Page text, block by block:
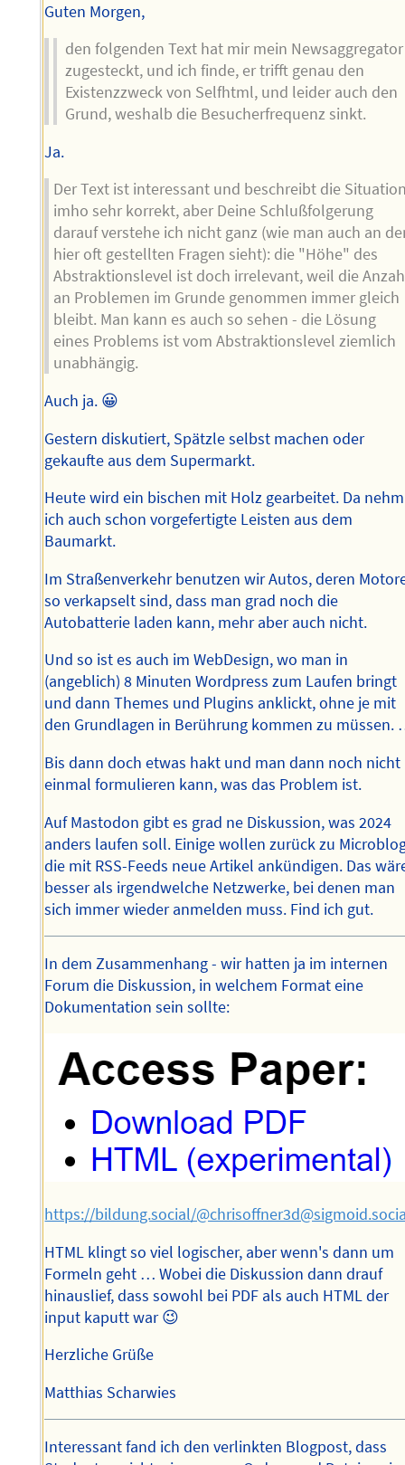
Guten Morgen,
den folgenden Text hat mir mein Newsaggregator
zugesteckt, und ich finde, er trifft genau den
Existenzzweck von Selfhtml, und leider auch den
Grund, weshalb die Besucherfrequenz sinkt.
Ja.
Der Text ist interessant und beschreibt die
imho sehr korrekt, aber Deine Schlußfolgerung
darauf verstehe ich nicht ganz (wie man auch an
hier oft gestellten Fragen sieht): die "Höhe" des
Abstraktionslevel ist doch irrelevant, weil die
an Problemen im Grunde genommen immer gleich
bleibt. Man kann es auch so sehen - die Lösung
eines Problems ist vom Abstraktionslevel ziemlich
unabhängig.
Auch ja. 😀
Gestern diskutiert, Spätzle selbst machen oder
gekaufte aus dem Supermarkt.
Heute wird ein bischen mit Holz gearbeitet. Da
ich auch schon vorgefertigte Leisten aus dem
Baumarkt.
Im Straßenverkehr benutzen wir Autos, deren
so verkapselt sind, dass man grad noch die
Autobatterie laden kann, mehr aber auch nicht.
Und so ist es auch im WebDesign, wo man in
(angeblich) 8 Minuten Wordpress zum Laufen bringt
und dann Themes und Plugins anklickt, ohne je mit
den Grundlagen in Berührung kommen zu müssen.
Bis dann doch etwas hakt und man dann noch nicht
einmal formulieren kann, was das Problem ist.
Auf Mastodon gibt es grad ne Diskussion, was 2024
anders laufen soll. Einige wollen zurück zu
die mit RSS-Feeds neue Artikel ankündigen. Das
besser als irgendwelche Netzwerke, bei denen man
sich immer wieder anmelden muss. Find ich gut.
In dem Zusammenhang - wir hatten ja im internen
Forum die Diskussion, in welchem Format eine
Dokumentation sein sollte:
https://bildung.social/
HTML klingt so viel logischer, aber wenn's dann um
Formeln geht … Wobei die Diskussion dann drauf
hinauslief, dass sowohl bei PDF als auch HTML der
input kaputt war 😉
Herzliche Grüße
Matthias Scharwies
Interessant fand ich den verlinkten Blogpost, dass